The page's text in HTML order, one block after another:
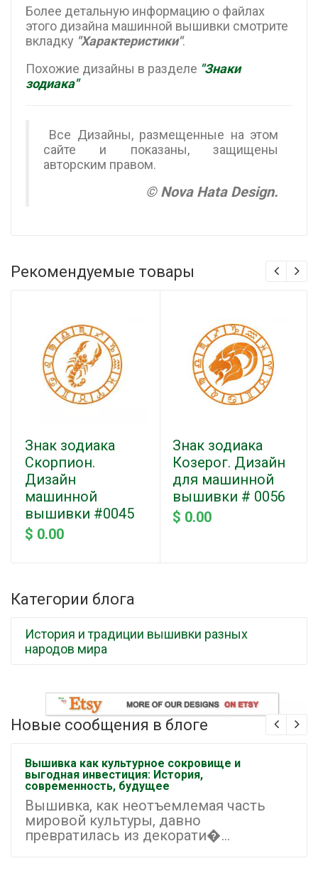
Более детальную информацию о файлах
этого дизайна машинной вышивки смотрите
вкладку "Характеристики".
Похожие дизайны в разделе "Знаки
зодиака"
Все Дизайны, размещенные на этом
сайте и показаны, защищены
авторским правом.
© Nova Hata Design.
Рекомендуемые товары
Знак зодиака
Скорпион.
Дизайн
машинной
вышивки #0045
$ 0.00
Знак зодиака
Козерог. Дизайн
для машинной
вышивки # 0056
$ 0.00
Категории блога
История и традиции вышивки разных
народов мира
Новые сообщения в блоге
Вышивка как культурное сокровище и
выгодная инвестиция: История,
современность, будущее
Вышивка, как неотъемлемая часть
мировой культуры, давно
превратилась из декорати�...